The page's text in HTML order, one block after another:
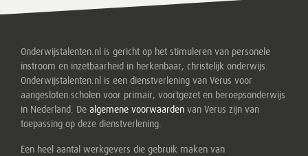
Onderwijstalenten.nl is gericht op het stimuleren van personele
instroom en inzetbaarheid in herkenbaar, christelijk onderwijs.
Onderwijstalenten.nl is een dienstverlening van Verus voor
aangesloten scholen voor primair, voortgezet en beroepsonderwijs
in Nederland. De algemene voorwaarden van Verus zijn van
toepassing op deze dienstverlening.
Een heel aantal werkgevers die gebruik maken van